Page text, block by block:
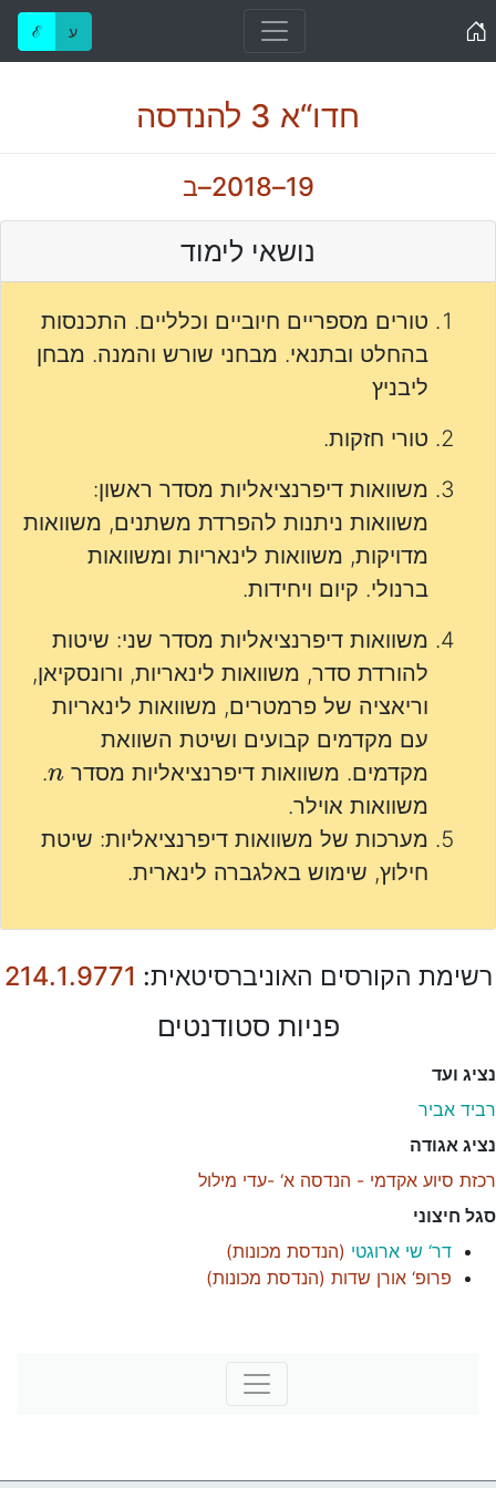
ℰ ע
חדו“א 3 להנדסה
19–2018–ב
נושאי לימוד
טורים מספריים חיוביים וכלליים. התכנסות
בהחלט ובתנאי. מבחני שורש והמנה. מבחן
ליבניץ
טורי חזקות.
משוואות דיפרנציאליות מסדר ראשון:
משוואות ניתנות להפרדת משתנים, משוואות
מדויקות, משוואות לינאריות ומשוואות
ברנולי. קיום ויחידות.
משוואות דיפרנציאליות מסדר שני: שיטות
להורדת סדר, משוואות לינאריות, ורונסקיאן,
וריאציה של פרמטרים, משוואות לינאריות
עם מקדמים קבועים ושיטת השוואת
מקדמים. משוואות דיפרנציאליות מסדר
.
משוואות אוילר.
מערכות של משוואות דיפרנציאליות: שיטת
חילוץ, שימוש באלגברה לינארית.
רשימת הקורסים האוניברסיטאית: 214.1.9771
פניות סטודנטים
נציג ועד
רביד אביר
נציג אגודה
רכזת סיוע אקדמי - הנדסה א‘ -עדי מילול
סגל חיצוני
דר‘ שי ארוגטי (הנדסת מכונות)
פרופ‘ אורן שדות (הנדסת מכונות)